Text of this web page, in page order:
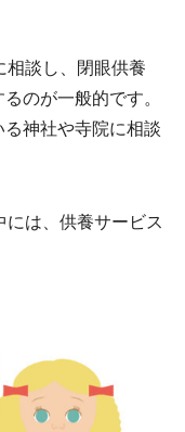
相談し、閉眼供養
のが一般的です。
神社や寺院に相談
は、 供養サービス